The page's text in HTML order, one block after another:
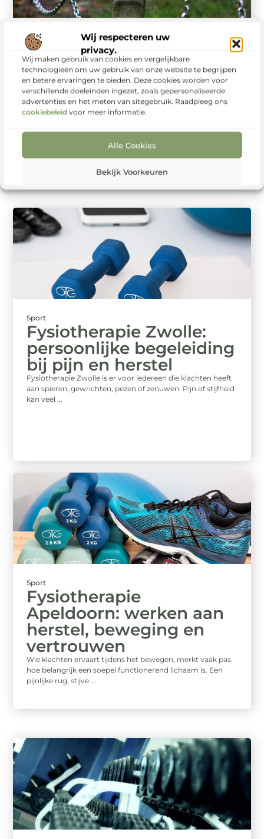
Wij respecteren uw
privacy.
Wij maken gebruik van cookies en vergelijkbare
technologieën om uw gebruik van onze website te begrijpen
en betere ervaringen te bieden. Deze cookies worden voor
verschillende doeleinden ingezet, zoals gepersonaliseerde
advertenties en het meten van sitegebruik. Raadpleeg ons
cookiebeleid voor meer informatie.
Alle Cookies
Bekijk Voorkeuren
Sport
Survivalruntrainingen
Zuidoost Friesland:
kracht, conditie en
doorzettingsvermogen
Sport
Fysiotherapie Zwolle:
persoonlijke begeleiding
bij pijn en herstel
Fysiotherapie Zwolle is er voor iedereen die klachten heeft
aan spieren, gewrichten, pezen of zenuwen. Pijn of stijfheid
kan veel ...
Sport
Fysiotherapie
Apeldoorn: werken aan
herstel, beweging en
vertrouwen
Wie klachten ervaart tijdens het bewegen, merkt vaak pas
hoe belangrijk een soepel functionerend lichaam is. Een
pijnlijke rug, stijve ...